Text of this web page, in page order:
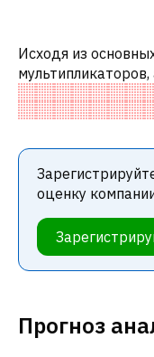
Исходя из
недооценены по
компаниями. В
оценку
Прогноз